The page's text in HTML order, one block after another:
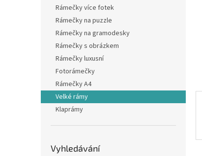
Rámečky více fotek
Rámečky na puzzle
Rámečky na gramodesky
Rámečky s obrázkem
Rámečky luxusní
Fotorámečky
Rámečky A4
Velké rámy
Klaprámy
Vyhledávání